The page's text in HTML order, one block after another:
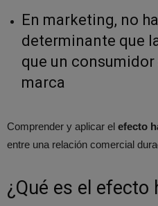
En marketing, no
determinante que
que un consumidor
marca
Comprender y aplicar el efecto
entre una relación comercial
¿Qué es el efecto